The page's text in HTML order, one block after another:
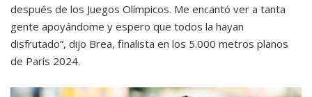
después de los Juegos Olímpicos. Me encantó ver a tanta
gente apoyándome y espero que todos la hayan
disfrutado”, dijo Brea, finalista en los 5.000 metros planos
de París 2024.